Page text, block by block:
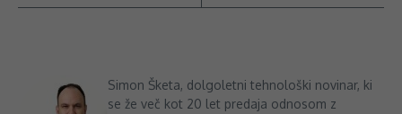
Simon Šketa, dolgoletni tehnološki novinar, ki
se že več kot 20 let predaja odnosom z